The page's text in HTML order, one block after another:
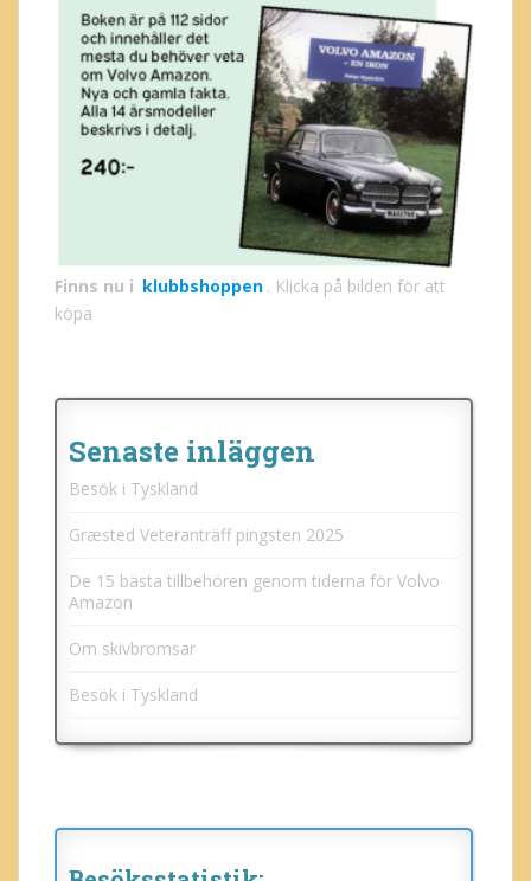
Finns nu i klubbshoppen . Klicka på bilden för att
köpa
Senaste inläggen
Besök i Tyskland
Græsted Veteranträff pingsten 2025
De 15 bästa tillbehören genom tiderna för Volvo
Amazon
Om skivbromsar
Besök i Tyskland